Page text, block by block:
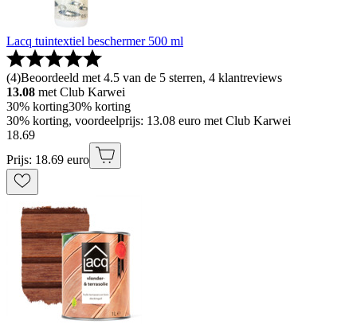
Lacq tuintextiel beschermer 500 ml
(4)Beoordeeld met 4.5 van de 5 sterren, 4 klantreviews
13.08 met Club Karwei
30% korting30% korting
30% korting, voordeelprijs: 13.08 euro met Club Karwei
18.69
Prijs: 18.69 euro